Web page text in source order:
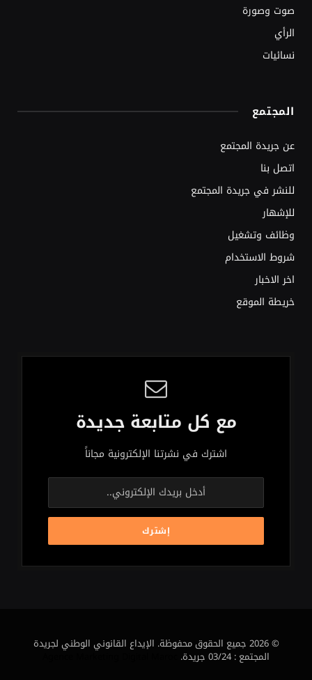
صوت وصورة
الرأي
نسائيات
المجتمع
عن جريدة المجتمع
اتصل بنا
للنشر في جريدة المجتمع
للإشهار
وظائف وتشغيل
شروط الاستخدام
اخر الاخبار
خريطة الموقع
مع كل متابعة جديدة
اشترك في نشرتنا الإلكترونية مجاناً
© 2026 جميع الحقوق محفوظة. الإيداع القانوني الوطني لجريدة
المجتمع : 03/24 جريدة.
Agence Marketing Digital Maroc